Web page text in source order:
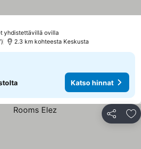
yhdistettävillä ovilla
2.3 km kohteesta Keskusta
Katso hinnat
Jaa